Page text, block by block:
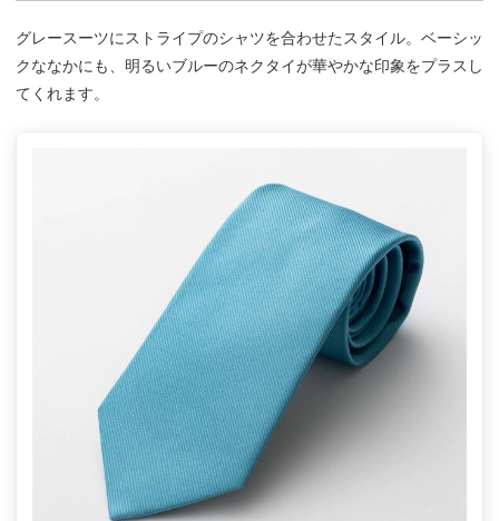
グレースーツにストライプのシャツを合わせたスタイル。ベーシッ
クななかにも、明るいブルーのネクタイが華やかな印象をプラスし
てくれます。